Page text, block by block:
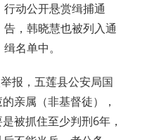
行动公开悬赏缉捕通
告，韩晓慧也被列入通
缉名单中。
报，五莲县公安局国
亲属（非基督徒），
被抓住至少判刑6年，